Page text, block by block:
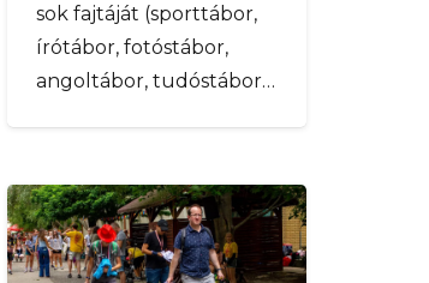
sok fajtáját (sporttábor,
írótábor, fotóstábor,
angoltábor, tudóstábor…